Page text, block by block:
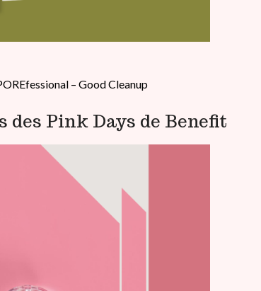
– Good Cleanup
des Pink Days de Benefit